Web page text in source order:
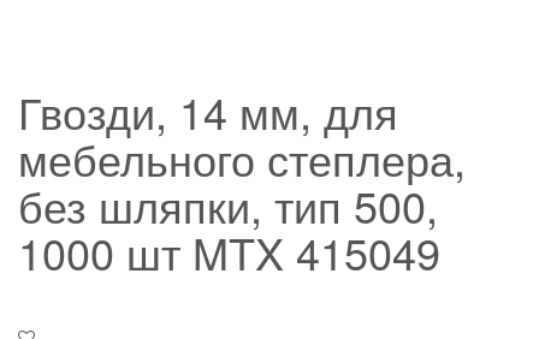
Гвозди, 14 мм, для
мебельного степлера,
без шляпки, тип 500,
1000 шт MTX 415049